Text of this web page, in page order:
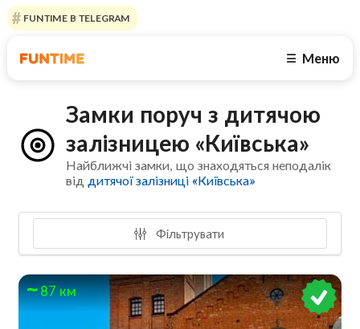
FUNTIME В TELEGRAM
☰ Меню
Замки поруч з дитячою
залізницею «Київська»
Найближчі замки, що знаходяться неподалік
від дитячої залізниці «Київська»
Фільтрувати
87 км